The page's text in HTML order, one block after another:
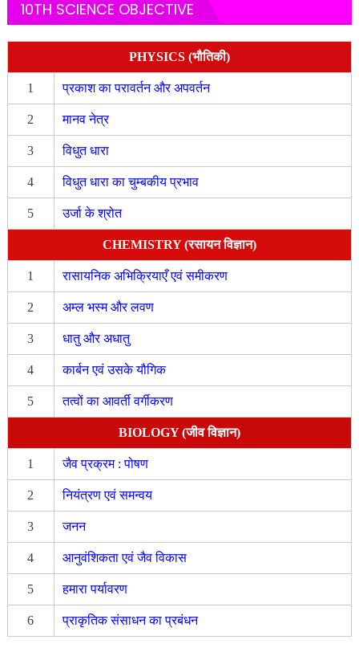
10TH SCIENCE OBJECTIVE
PHYSICS (भौतिकी)
1 प्रकाश का परावर्तन और अपवर्तन
2 मानव नेत्र
3 विधुत धारा
4 विधुत धारा का चुम्बकीय प्रभाव
5 उर्जा के श्रोत
CHEMISTRY (रसायन विज्ञान)
1 रासायनिक अभिक्रियाएँ एवं समीकरण
2 अम्ल भस्म और लवण
3 धातु और अधातु
4 कार्बन एवं उसके यौगिक
5 तत्वों का आवर्ती वर्गीकरण
BIOLOGY (जीव विज्ञान)
1 जैव प्रक्रम : पोषण
2 नियंत्रण एवं समन्वय
3 जनन
4 आनुवंशिकता एवं जैव विकास
5 हमारा पर्यावरण
6 प्राकृतिक संसाधन का प्रबंधन